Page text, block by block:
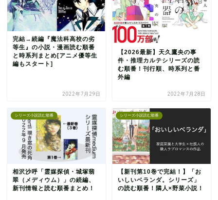
完結→続編『魔法科高校の劣
等生』の小説・漫画読む順番
と時系列まとめ[アニメ優等生
編もスタート]
2022年7月29日
【2026最新】天久鷹央の事
件・推理カルテシリーズの読
む順番！刊行順、時系列と番
外編
2022年7月28日
シリーズ小説読む順番
相沢沙呼「霊媒探偵・城塚翡
翠（メディウム）」の続編、
新刊情報と読む順番まとめ！
シリーズ小説読む順番
【新刊第10巻で完結！】「お
いしいベランダ。シリーズ」
の読む順番！隣人×野菜小説！